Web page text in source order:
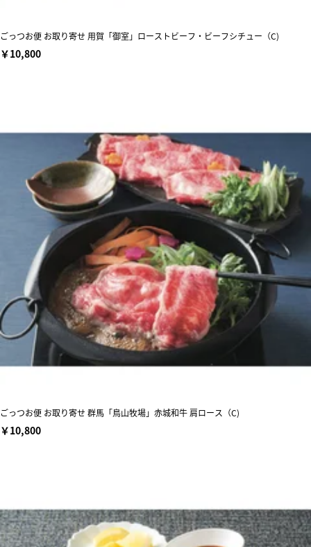
ごっつお便 お取り寄せ 用賀「御室」ローストビーフ・ビーフシチュー（C)
￥10,800
ごっつお便 お取り寄せ 群馬「鳥山牧場」赤城和牛 肩ロース（C)
￥10,800